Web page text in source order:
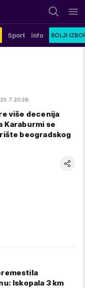
Sport Info
25.7.2026.
više decenija
Karaburmi se
beogradskog
Iskopala 3 km